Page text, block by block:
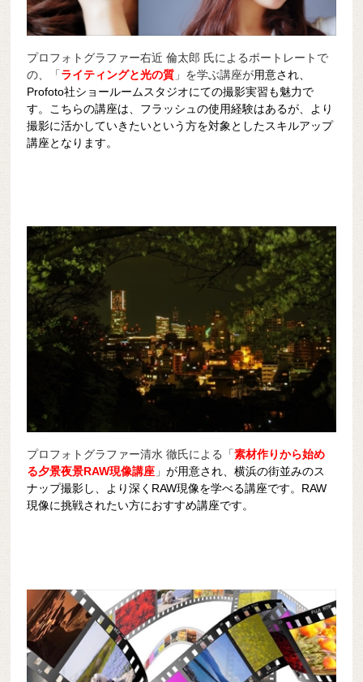
プロフォトグラファー右近 倫太郎 氏によるポートレートで
の、「ライティングと光の質 」を学ぶ講座が用意され、
Profoto社ショールームスタジオにての撮影実習も魅力で
す。こちらの講座は、フラッシュの使用経験はあるが、より
撮影に活かしていきたいという方を対象としたスキルアップ
講座となります。
プロフォトグラファー清水 徹氏による「素材作りから始め
る夕景夜景RAW現像講座 」が用意され、横浜の街並みのス
ナップ撮影し、より深くRAW現像を学べる講座です。RAW
現像に挑戦されたい方におすすめ講座です。